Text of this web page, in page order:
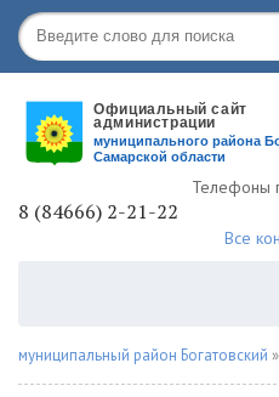
Телефоны
8 (84666) 2-21-22
Все
муниципальный район Богатовский »